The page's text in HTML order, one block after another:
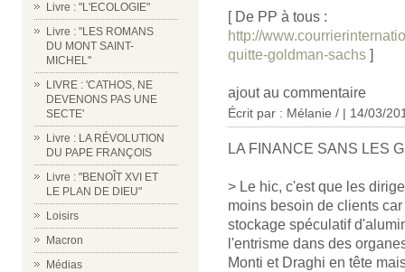
Livre : "L'ECOLOGIE"
Livre : "LES ROMANS
DU MONT SAINT-
MICHEL"
LIVRE : 'CATHOS, NE
DEVENONS PAS UNE
SECTE'
Livre : LA RÉVOLUTION
DU PAPE FRANÇOIS
Livre : "BENOÎT XVI ET
LE PLAN DE DIEU"
Loisirs
Macron
Médias
[ De PP à tous :
http://
quitte-goldman-sachs ]
ajout au commentaire
Écrit par : Mélanie / | 14/03/
LA FINANCE SANS LES
> Le hic, c'est que les
moins besoin de clients
stockage spéculatif
l'entrisme dans des
Monti et Draghi en tête